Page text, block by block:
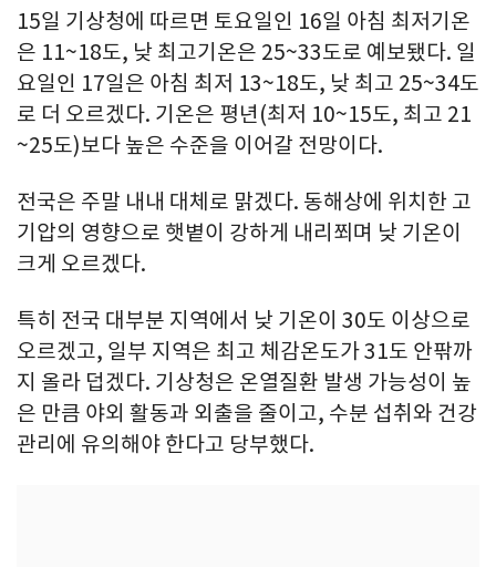
15일 기상청에 따르면 토요일인 16일 아침 최저기온
은 11~18도, 낮 최고기온은 25~33도로 예보됐다. 일
요일인 17일은 아침 최저 13~18도, 낮 최고 25~34도
로 더 오르겠다. 기온은 평년(최저 10~15도, 최고 21
~25도)보다 높은 수준을 이어갈 전망이다.
전국은 주말 내내 대체로 맑겠다. 동해상에 위치한 고
기압의 영향으로 햇볕이 강하게 내리쬐며 낮 기온이
크게 오르겠다.
특히 전국 대부분 지역에서 낮 기온이 30도 이상으로
오르겠고, 일부 지역은 최고 체감온도가 31도 안팎까
지 올라 덥겠다. 기상청은 온열질환 발생 가능성이 높
은 만큼 야외 활동과 외출을 줄이고, 수분 섭취와 건강
관리에 유의해야 한다고 당부했다.